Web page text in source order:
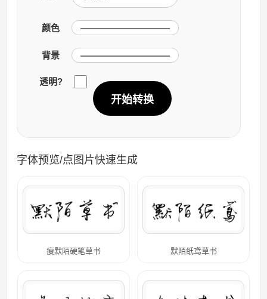
颜色
背景
透明?
开始转换
字体预览/点图片快速生成
瘦默陌硬笔草书 默陌纸鸢草书